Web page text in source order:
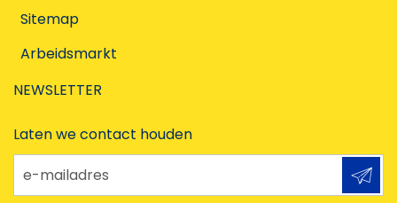
Sitemap
Arbeidsmarkt
NEWSLETTER
Laten we contact houden
e-mailadres